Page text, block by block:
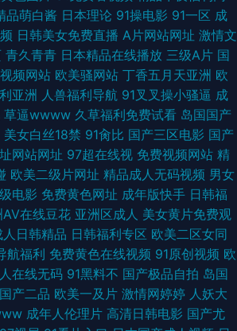
品萌白酱 日本理论 91操电影 91一区 成
日韩美女免费直播 A片网站网址 激情文
青久青青 日本精品在线播放 三级A片 国
频网站 欧美骚网站 丁香五月天亚洲 欧
亚洲 人兽福利导航 91叉叉操小骚逼 成
草逼wwww 久草福利免费试看 岛国国产
美女白丝18禁 91肏比 国产三区电影 国产
网站网址 97超在线视 免费视频网站 精
欧美二级片网址 精品成人无码视频 男女
电影 免费黄色网址 成年版快手 日韩福
AV在线豆花 亚洲区成人 美女黄片免费观
人日韩精品 日韩福利专区 欧美二区女同
航福利 免费黄色在线视频 91原创视频 欧
在线无码 91黑料不 国产极品自拍 岛国
产二品 欧美一及片 激情网婷婷 人妖大
成年人伦理片 高清日韩电影 国产尤